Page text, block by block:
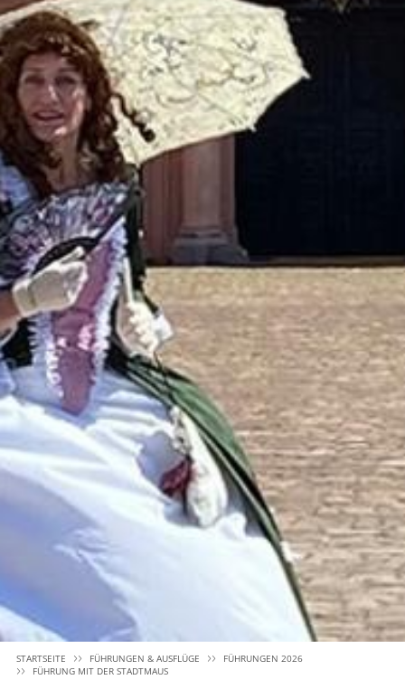
STARTSEITE FÜHRUNGEN & AUSFLÜGE
FÜHRUNGEN 2026
FÜHRUNG MIT DER STADTMAUS